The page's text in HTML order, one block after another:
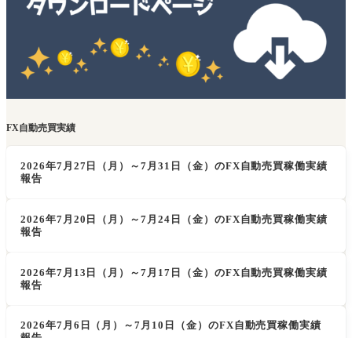
FX自動売買実績
2026年7月27日（月）～7月31日（金）のFX自動売買稼働実績
報告
2026年7月20日（月）～7月24日（金）のFX自動売買稼働実績
報告
2026年7月13日（月）～7月17日（金）のFX自動売買稼働実績
報告
2026年7月6日（月）～7月10日（金）のFX自動売買稼働実績